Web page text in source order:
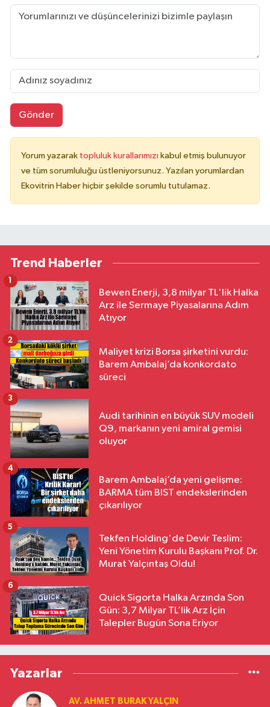
Gönder
Yorum yazarak topluluk kurallarımızı kabul etmiş bulunuyor
ve tüm sorumluluğu üstleniyorsunuz. Yazılan yorumlardan
Ekovitrin Haber hiçbir şekilde sorumlu tutulamaz.
Trend Haberler
Bewen Enerji, 3,8 milyar TL'lik Halka
Arz ile Sermaye Piyasalarına Adım
Atıyor
Maliyet krizi Borsa şirketini vurdu:
Barem Ambalaj’da konkordato
süreci
2
Audi tarihinin en büyük SUV modeli
Q9, markanın yeni amiral gemisi
oluyor
3
Barem Ambalaj’da yeni gelişme:
BARMA tüm BIST endekslerinden
çıkarılıyor
4
Tekfen Holding'de Devir Teslim:
Yeni Yönetim Kurulu Başkanı Prof. Dr.
Murat Yalçıntaş Oldu!
5
Quick Sigorta Halka Arzında Son
Gün: 3,7 Milyar TL’lik Arz İçin
Talepler Bugün Sona Eriyor
6
Yazarlar
AV. AHMET BURAK YALÇIN